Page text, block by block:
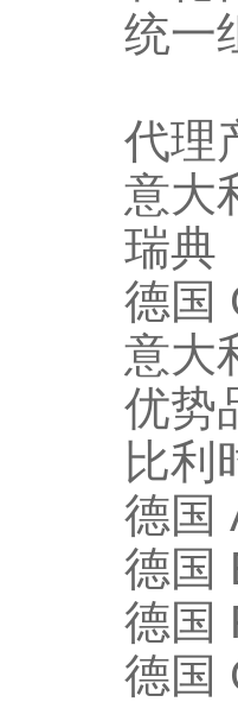
统一
代理
意大
瑞典
德国
意大
优势
比利
德国
德国
德国
德国